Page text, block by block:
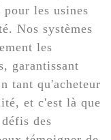
les usines
Nos systèmes
les
garantissant
tant qu'acheteur
et c'est là que
des